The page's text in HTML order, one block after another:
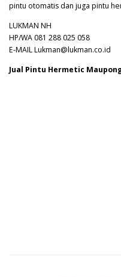
pintu otomatis dan juga pintu
LUKMAN NH
HP/WA 081 288 025 058
E-MAIL Lukman@lukman.co.id
Jual Pintu Hermetic